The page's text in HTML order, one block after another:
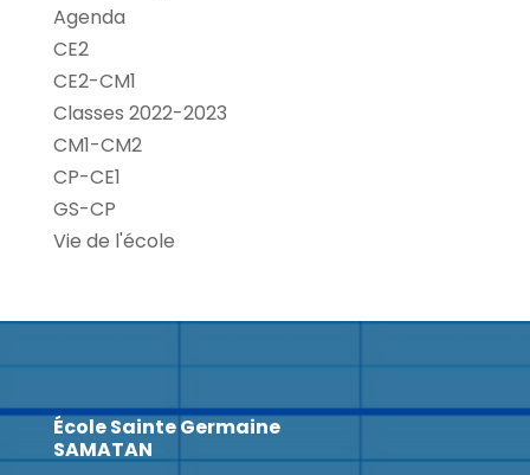
Agenda
CE2
CE2-CM1
Classes 2022-2023
CM1-CM2
CP-CE1
GS-CP
Vie de l'école
École Sainte Germaine
SAMATAN